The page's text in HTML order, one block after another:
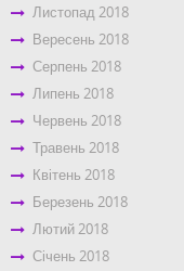
Листопад 2018
Вересень 2018
Серпень 2018
Липень 2018
Червень 2018
Травень 2018
Квітень 2018
Березень 2018
Лютий 2018
Січень 2018